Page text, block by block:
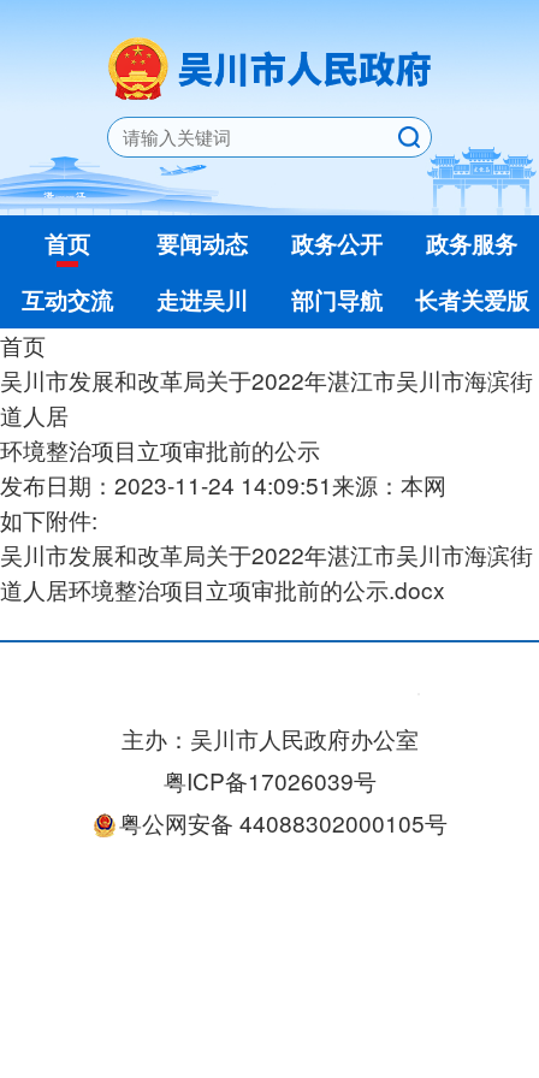
首页 要闻动态 政务公开
政务服务
互动交流
走进吴川 部门导航
长者关爱版
首页
吴川市发展和改革局关于2022年湛江市吴川市海滨街
道人居
环境整治项目立项审批前的公示
发布日期：2023-11-24 14:09:51来源：本网
如下附件:
吴川市发展和改革局关于2022年湛江市吴川市海滨街
道人居环境整治项目立项审批前的公示.docx
主办：吴川市人民政府办公室
粤ICP备17026039号
粤公网安备 44088302000105号